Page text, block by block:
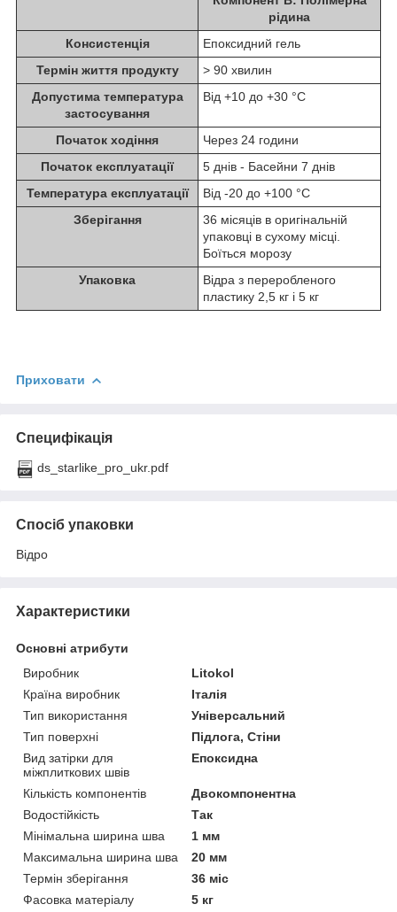
рідина
Консистенція
Епоксидний гель
Термін життя продукту
> 90 хвилин
Допустима температура
застосування
Від +10 до +30 °C
Початок ходіння
Через 24 години
Початок експлуатації
5 днів - Басейни 7 днів
Температура експлуатації
Від -20 до +100 °C
Зберігання
36 місяців в оригінальній
упаковці в сухому місці.
Боїться морозу
Упаковка
Відра з переробленого
пластику 2,5 кг і 5 кг
Приховати
Специфікація
ds_starlike_pro_ukr.pdf
Спосіб упаковки
Відро
Характеристики
Основні атрибути
Виробник
Litokol
Країна виробник
Італія
Тип використання
Універсальний
Тип поверхні
Підлога, Стіни
Вид затірки для
міжплиткових швів
Епоксидна
Кількість компонентів
Двокомпонентна
Водостійкість
Так
Мінімальна ширина шва
1 мм
Максимальна ширина шва
20 мм
Термін зберігання
36 міс
Фасовка матеріалу
5 кг